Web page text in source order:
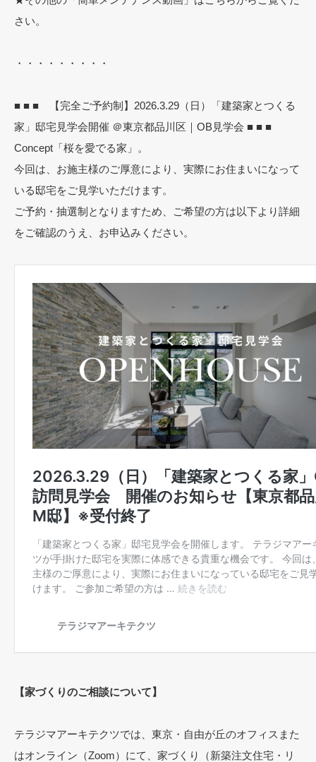
さい。
・・・・・・・・・
■ ■ ■ 【完全ご予約制】2026.3.29（日）「建築家とつくる
家」邸宅見学会開催 ＠東京都品川区｜OB見学会 ■ ■ ■
Concept「桜を愛でる家」。
今回は、お施主様のご厚意により、実際にお住まいになって
いる邸宅をご見学いただけます。
ご予約・抽選制となりますため、ご希望の方は以下より詳細
をご確認のうえ、お申込みください。
【家づくりのご相談について】
テラジマアーキテクツでは、東京・自由が丘のオフィスまた
はオンライン（Zoom）にて、家づくり（新築注文住宅・リ